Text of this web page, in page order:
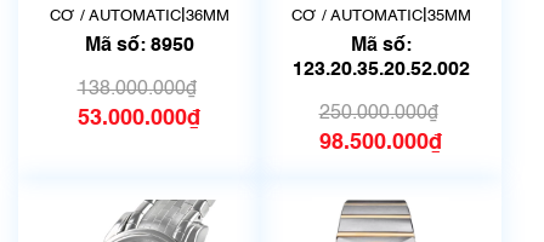
L4.774.8.27.2 Chính
Hãng | Mã số 8950
CƠ / AUTOMATIC| 36MM
Mã số: 8950
138.000.000₫
53.000.000₫
123.25.35.20.52.001
| Đã qua sử dụng |
Mã số 9794
CƠ / AUTOMATIC| 35MM
Mã số:
123.20.35.20.52.002
250.000.000₫
98.500.000₫